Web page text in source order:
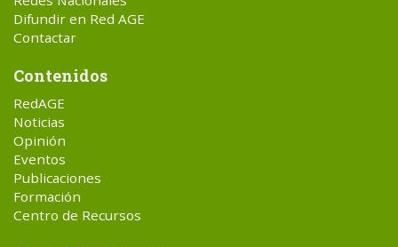
Difundir en Red AGE
Contactar
Contenidos
RedAGE
Noticias
Opinión
Eventos
Publicaciones
Formación
Centro de Recursos